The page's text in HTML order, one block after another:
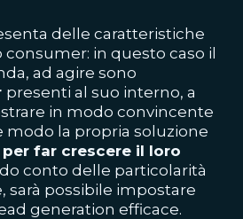
delle caratteristiche
in questo caso il
ad agire sono
presenti al suo interno, a
in modo convincente
modo la propria soluzione
far crescere il loro
conto delle particolarità
sarà possibile impostare
generation efficace.